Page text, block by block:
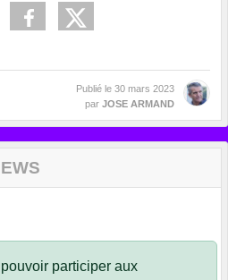
Publié le 30 mars 2023
par JOSE ARMAND
participer aux